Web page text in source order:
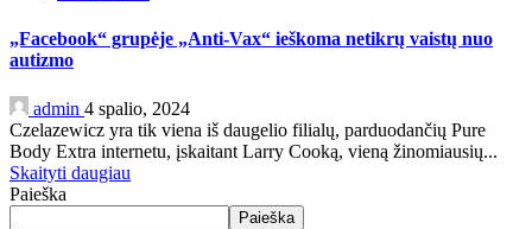
„Facebook“ grupėje „Anti-Vax“ ieškoma netikrų vaistų nuo
autizmo
admin 4 spalio, 2024
Czelazewicz yra tik viena iš daugelio filialų, parduodančių Pure
Body Extra internetu, įskaitant Larry Cooką, vieną žinomiausių...
Skaityti daugiau
Paieška
Paieška